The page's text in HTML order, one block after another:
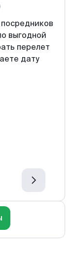
выгодной
перелет
дату